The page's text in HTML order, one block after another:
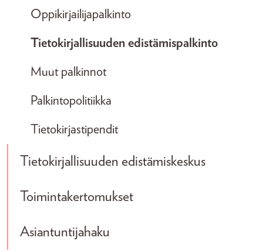
Oppikirjailijapalkinto
Tietokirjallisuuden edistämispalkinto
Muut palkinnot
Palkintopolitiikka
Tietokirjastipendit
Tietokirjallisuuden edistämiskeskus
Toimintakertomukset
Asiantuntijahaku